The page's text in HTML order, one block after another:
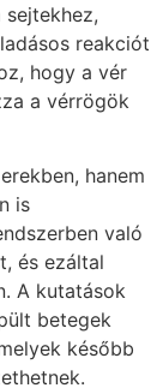
reakciót
hogy a vér
a vérrögök
hanem
is
való
és ezáltal
A kutatások
betegek
később